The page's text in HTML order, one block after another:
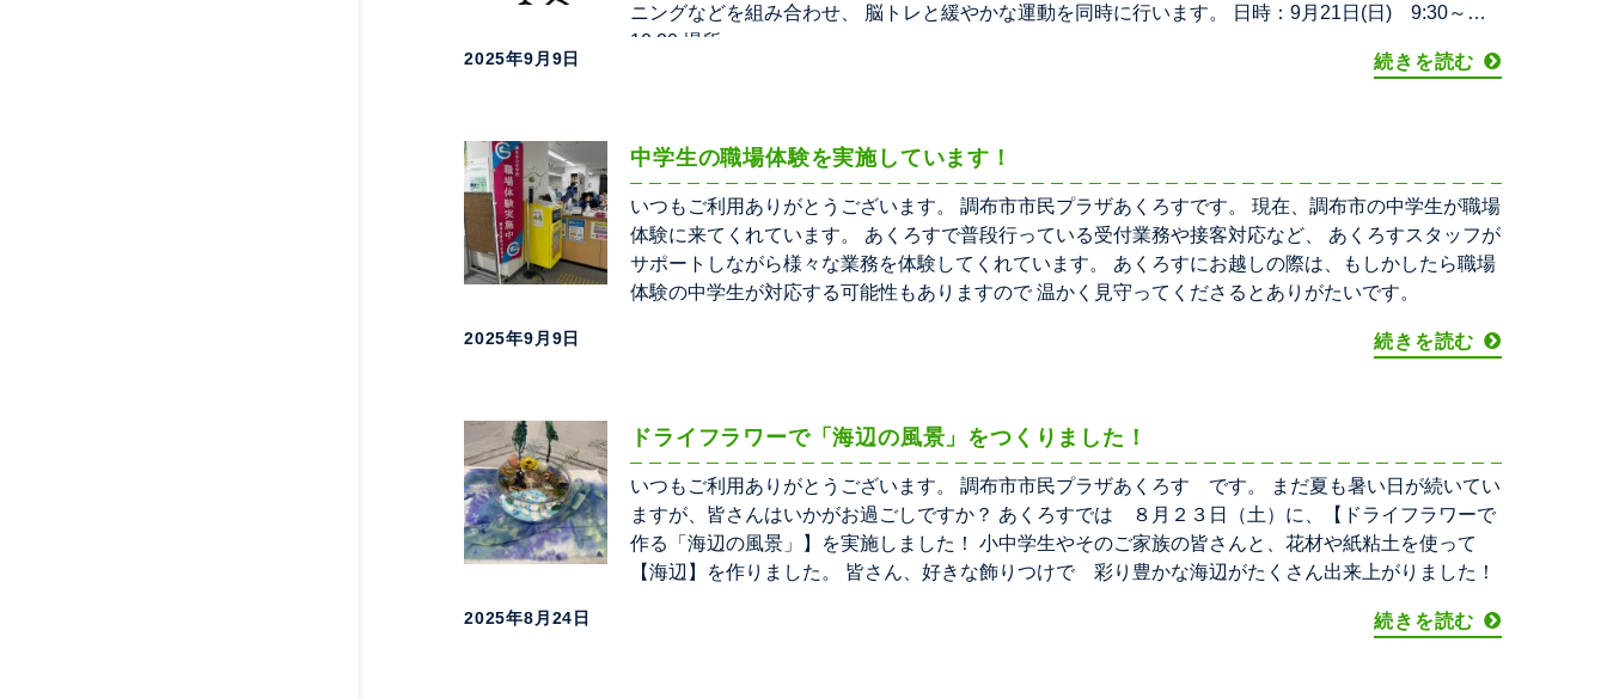
ニングなどを組み合わせ、 脳トレと緩やかな運動を同時に行います。 日時：9月21日(日) 9:30～
10:20 場所：
2025年9月9日 続きを読む
中学生の職場体験を実施しています！
いつもご利用ありがとうございます。 調布市市民プラザあくろすです。 現在、調布市の中学生が職場
体験に来てくれています。 あくろすで普段行っている受付業務や接客対応など、 あくろすスタッフが
サポートしながら様々な業務を体験してくれています。 あくろすにお越しの際は、もしかしたら職場
体験の中学生が対応する可能性もありますので 温かく見守ってくださるとありがたいです。
2025年9月9日 続きを読む
ドライフラワーで「海辺の風景」をつくりました！
いつもご利用ありがとうございます。 調布市市民プラザあくろす です。 まだ夏も暑い日が続いてい
ますが、皆さんはいかがお過ごしですか？ あくろすでは ８月２３日（土）に、【ドライフラワーで
作る「海辺の風景」】を実施しました！ 小中学生やそのご家族の皆さんと、花材や紙粘土を使って
【海辺】を作りました。 皆さん、好きな飾りつけで 彩り豊かな海辺がたくさん出来上がりました！
2025年8月24日 続きを読む